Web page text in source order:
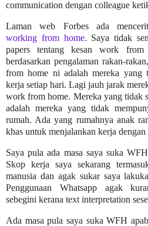
communication dengan colleague
Laman web Forbes ada
working from home. Saya tidak
papers tentang kesan work
berdasarkan pengalaman rakan-
from home ni adalah mereka yang
kerja setiap hari. Lagi jauh jarak
work from home. Mereka yang tidak
adalah mereka yang tidak
rumah. Ada yang rumahnya anak
khas untuk menjalankan kerja dengan
Saya pula ada masa saya suka
Skop kerja saya sekarang
manusia dan agak sukar saya
Penggunaan Whatsapp agak
sebegini kerana text interpretation
Ada masa pula saya suka WFH